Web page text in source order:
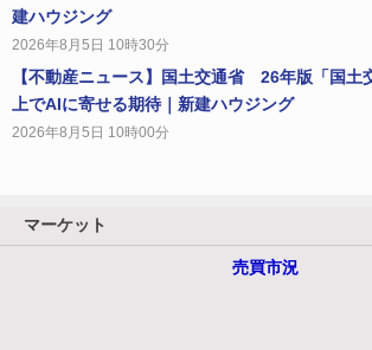
建ハウジング
2026年8月5日 10時30分
【不動産ニュース】国土交通省 26年版「国土
上でAIに寄せる期待｜新建ハウジング
2026年8月5日 10時00分
マーケット
売買市況